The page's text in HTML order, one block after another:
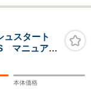
ュスタート
マニュアル
ゲンヘッ
アリン
本体価格